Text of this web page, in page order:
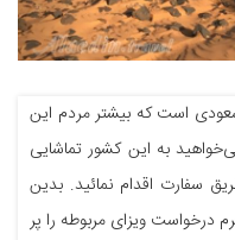
است که بیشتر مردم این
به این کشور تماشایی
سفارت اقدام نمائید. بدین
درخواست ویزای مربوطه را پر